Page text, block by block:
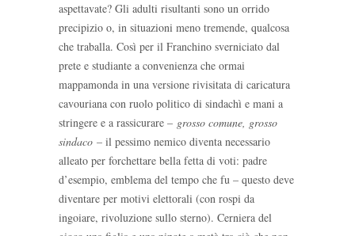
aspettavate? Gli adulti risultanti sono un orrido
precipizio o, in situazioni meno tremende, qualcosa
che traballa. Così per il Franchino sverniciato dal
prete e studiante a convenienza che ormai
mappamonda in una versione rivisitata di caricatura
cavouriana con ruolo politico di sindachì e mani a
stringere e a rassicurare – grosso comune, grosso
sindaco – il pessimo nemico diventa necessario
alleato per forchettare bella fetta di voti: padre
d’esempio, emblema del tempo che fu – questo deve
diventare per motivi elettorali (con rospi da
ingoiare, rivoluzione sullo sterno). Cerniera del